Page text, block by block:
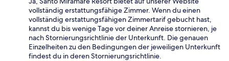
vollständig erstattungsfähige Zimmer. Wenn du einen
vollständig erstattungsfähigen Zimmertarif gebucht hast,
kannst du bis wenige Tage vor deiner Anreise stornieren, je
nach Stornierungsrichtlinie der Unterkunft. Die genauen
Einzelheiten zu den Bedingungen der jeweiligen Unterkunft
findest du in deren Stornierungsrichtlinie.